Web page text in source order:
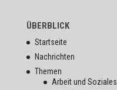
ÜBERBLICK
Startseite
Nachrichten
Themen
Arbeit und Soziales